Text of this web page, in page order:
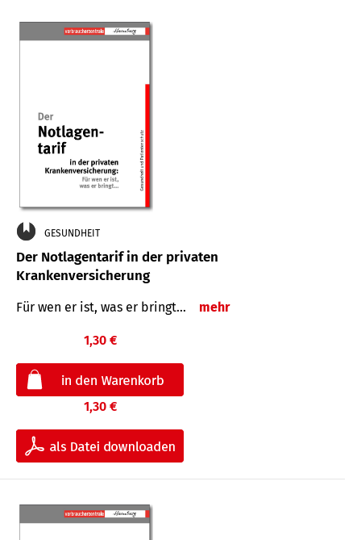
GESUNDHEIT
Der Notlagentarif in der privaten
Krankenversicherung
Für wen er ist, was er bringt… mehr
1,30 €
1,30 €